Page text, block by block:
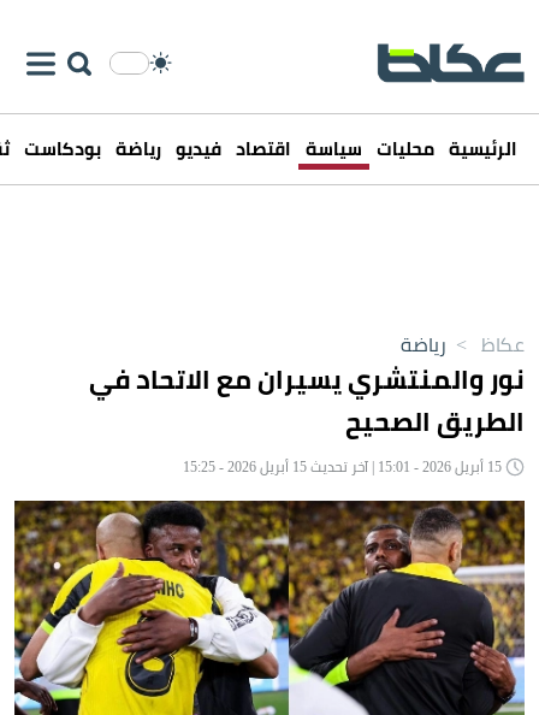
الرئيسية محليات سياسة اقتصاد فيديو رياضة بودكاست
عكاظ > رياضة
نور والمنتشري يسيران مع الاتحاد في
الطريق الصحيح